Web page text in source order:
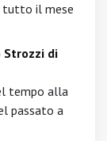
tutto il mese
Strozzi di
tempo alla
passato a